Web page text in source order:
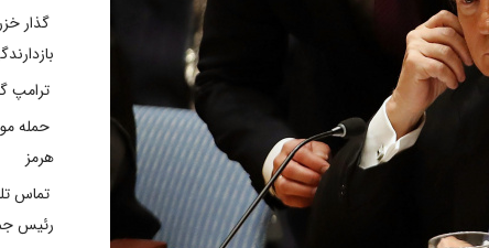
گذار
ترامپ
حمله
هرمز
تماس
رئیس